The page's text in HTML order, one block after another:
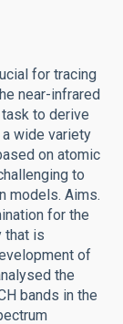
for tracing
near-infrared
to derive
wide variety
on atomic
to
models. Aims.
for the
that is
of
the
bands in the